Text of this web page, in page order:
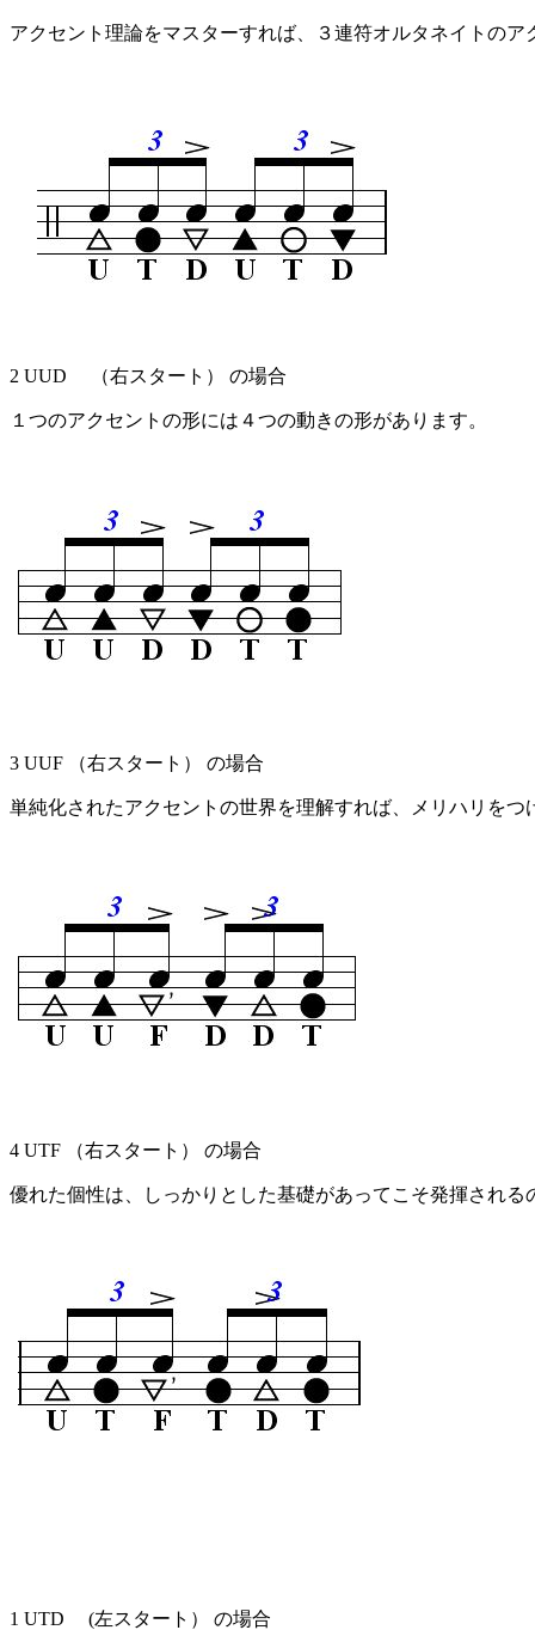
アクセント理論をマスターすれば、３連符オルタネイトの
2 UUD （右スタート） の場合
１つのアクセントの形には４つの動きの形があります。
3 UUF （右スタート） の場合
単純化されたアクセントの世界を理解すれば、メリハリをつ
4 UTF （右スタート） の場合
優れた個性は、しっかりとした基礎があってこそ発揮される
1 UTD (左スタート） の場合